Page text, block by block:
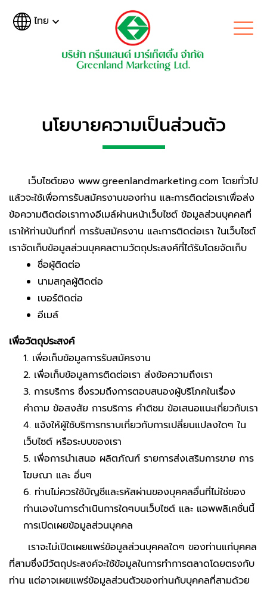
ไทย
นโยบายความเป็นส่วนตัว
เว็บไซต์ของ www.greenlandmarketing.com โดยทั่วไป
แล้วจะใช้เพื่อการรับสมัครงานของท่าน และการติดต่อเราเพื่อส่ง
ข้อความติดต่อเราทางอีเมล์ผ่านหน้าเว็บไซต์ ข้อมูลส่วนบุคคลที่
เราให้ท่านบันทึกที่ การรับสมัครงาน และการติดต่อเรา ในเว็บไซต์
เราจัดเก็บข้อมูลส่วนบุคคลตามวัตถุประสงค์ที่ได้รับโดยจัดเก็บ
ชื่อผู้ติดต่อ
นามสกุลผู้ติดต่อ
เบอร์ติดต่อ
อีเมล์
เพื่อวัตถุประสงค์
1. เพื่อเก็บข้อมูลการรับสมัครงาน
2. เพื่อเก็บข้อมูลการติดต่อเรา ส่งข้อความถึงเรา
3. การบริการ ซึ่งรวมถึงการตอบสนองผู้บริโภคในเรื่อง
คำถาม ข้อสงสัย การบริการ คำติชม ข้อเสนอแนะเกี่ยวกับเรา
4. แจ้งให้ผู้ใช้บริการทราบเกี่ยวกับการเปลี่ยนแปลงใดๆ ใน
เว็บไซต์ หรือระบบของเรา
5. เพื่อการนำเสนอ ผลิตภัณฑ์ รายการส่งเสริมการขาย การ
โฆษณา และ อื่นๆ
6. ท่านไม่ควรใช้บัญชีและรหัสผ่านของบุคคลอื่นที่ไม่ใช่ของ
ท่านเองในการดำเนินการใดๆบนเว็บไซต์ และ แอพพลิเคชั่นนี้
การเปิดเผยข้อมูลส่วนบุคคล
เราจะไม่เปิดเผยแพร่ข้อมูลส่วนบุคคลใดๆ ของท่านแก่บุคคล
ที่สามซึ่งมีวัตถุประสงค์จะใช้ข้อมูลในการทำการตลาดโดยตรงกับ
ท่าน แต่อาจเผยแพร่ข้อมูลส่วนตัวของท่านกับบุคคลที่สามด้วย